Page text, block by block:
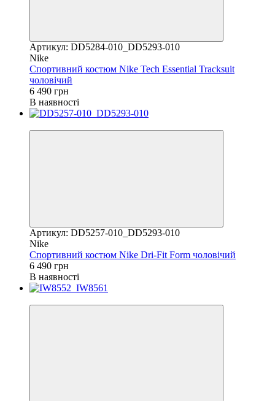
Артикул: DD5284-010_DD5293-010
Nike
Спортивний костюм Nike Tech Essential Tracksuit
чоловічий
6 490 грн
В наявності
Артикул: DD5257-010_DD5293-010
Nike
Спортивний костюм Nike Dri-Fit Form чоловічий
6 490 грн
В наявності